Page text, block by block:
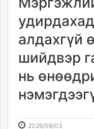
dorgio.mn
Gogo.mn
caak.mn
news.mn
zindaa.mn
tovch.mn
mnb.mn
алдахгүй
шийдвэр
нь
2026/06/03